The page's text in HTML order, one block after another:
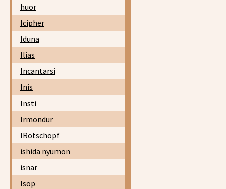
huor
Icipher
Iduna
Ilias
Incantarsi
Inis
Insti
Irmondur
IRotschopf
ishida nyumon
isnar
Isop